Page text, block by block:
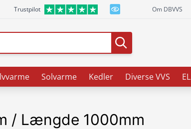
Trustpilot Om DBVVS
Solvarme Kedler Diverse VVS EL
/ Længde 1000mm